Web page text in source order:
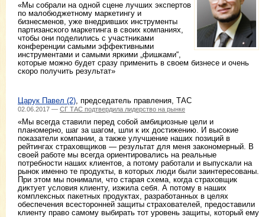
«Мы собрали на одной сцене лучших экспертов
по малобюджетному маркетингу и
бизнесменов, уже внедривших инструменты
партизанского маркетинга в своих компаниях,
чтобы они поделились с участниками
конференции самыми эффективными
инструментами и самыми яркими „фишками“,
которые можно будет сразу применить в своем бизнесе и очень
скоро получить результат»
Царук Павел (2), председатель правления, ТАС
02.06.2017 — СГ ТАС подтвердила лидерство на рынке
«Мы всегда ставили перед собой амбициозные цели и
планомерно, шаг за шагом, шли к их достижению. И высокие
показатели компании, а также улучшение наших позиций в
рейтингах страховщиков — результат для меня закономерный. В
своей работе мы всегда ориентировались на реальные
потребности наших клиентов, а потому работали и выпускали на
рынок именно те продукты, в которых люди были заинтересованы.
При этом мы понимали, что старая схема, когда страховщик
диктует условия клиенту, изжила себя. А потому в наших
комплексных пакетных продуктах, разработанных в целях
обеспечения всесторонней защиты страхователей, предоставили
клиенту право самому выбирать тот уровень защиты, который ему